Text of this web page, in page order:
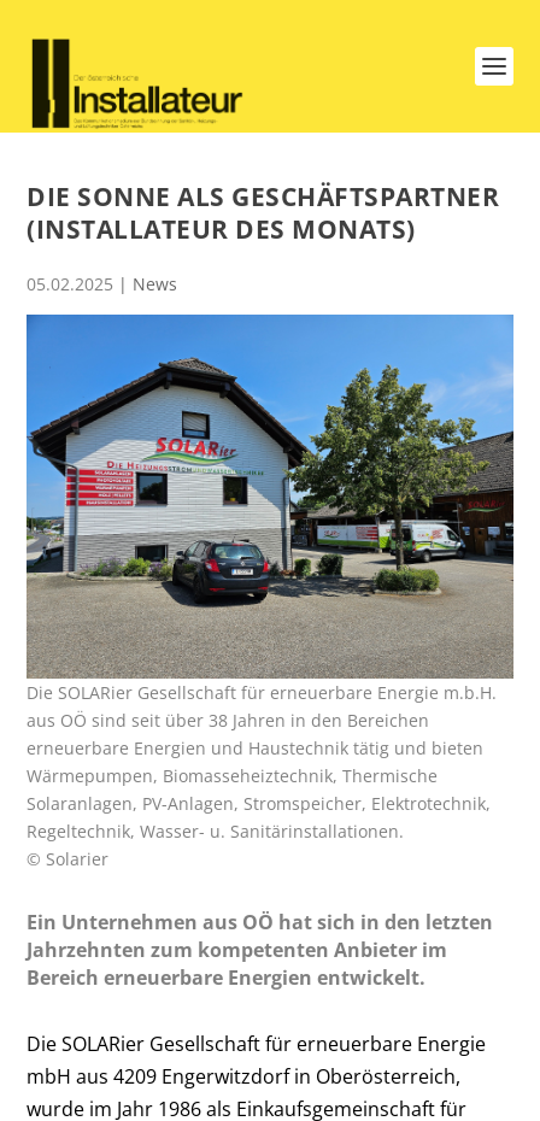
DIE SONNE ALS GESCHÄFTSPARTNER
(INSTALLATEUR DES MONATS)
05.02.2025 | News
Die SOLARier Gesellschaft für erneuerbare Energie m.b.H.
aus OÖ sind seit über 38 Jahren in den Bereichen
erneuerbare Energien und Haustechnik tätig und bieten
Wärmepumpen, Biomasseheiztechnik, Thermische
Solaranlagen, PV-Anlagen, Stromspeicher, Elektrotechnik,
Regeltechnik, Wasser- u. Sanitärinstallationen.
© Solarier
Ein Unternehmen aus OÖ hat sich in den letzten
Jahrzehnten zum kompetenten Anbieter im
Bereich erneuerbare Energien entwickelt.
Die SOLARier Gesellschaft für erneuerbare Energie
mbH aus 4209 Engerwitzdorf in Oberösterreich,
wurde im Jahr 1986 als Einkaufsgemeinschaft für